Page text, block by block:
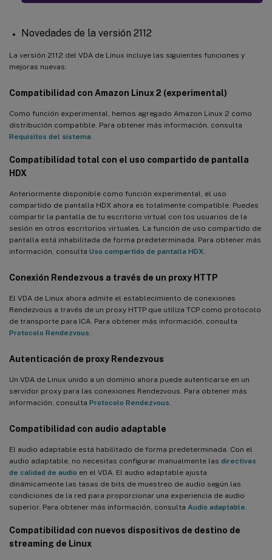
Novedades de la versión 2112
La versión 2112 del VDA de Linux incluye las siguientes funciones y
mejoras nuevas:
Compatibilidad con Amazon Linux 2 (experimental)
Como función experimental, hemos agregado Amazon Linux 2 como
distribución compatible. Para obtener más información, consulta
Requisitos del sistema
Compatibilidad total con el uso compartido de pantalla
HDX
Anteriormente disponible como función experimental, el uso
compartido de pantalla HDX ahora es totalmente compatible. Puedes
compartir la pantalla de tu escritorio virtual con los usuarios de la
sesión en otros escritorios virtuales. La función de uso compartido de
pantalla está inhabilitada de forma predeterminada. Para obtener más
información, consulta Uso compartido de pantalla HDX
Conexión Rendezvous a través de un proxy HTTP
El VDA de Linux ahora admite el establecimiento de conexiones
Rendezvous a través de un proxy HTTP que utiliza TCP como protocolo
de transporte para ICA. Para obtener más información, consulta
Protocolo Rendezvous
Autenticación de proxy Rendezvous
Un VDA de Linux unido a un dominio ahora puede autenticarse en un
servidor proxy para las conexiones Rendezvous. Para obtener más
información, consulta Protocolo Rendezvous
Compatibilidad con audio adaptable
El audio adaptable está habilitado de forma predeterminada. Con el
audio adaptable, no necesitas configurar manualmente las directivas
de calidad de audio en el VDA. El audio adaptable ajusta
dinámicamente las tasas de bits de muestreo de audio según las
condiciones de la red para proporcionar una experiencia de audio
superior. Para obtener más información, consulta Audio adaptable
Compatibilidad con nuevos dispositivos de destino de
streaming de Linux